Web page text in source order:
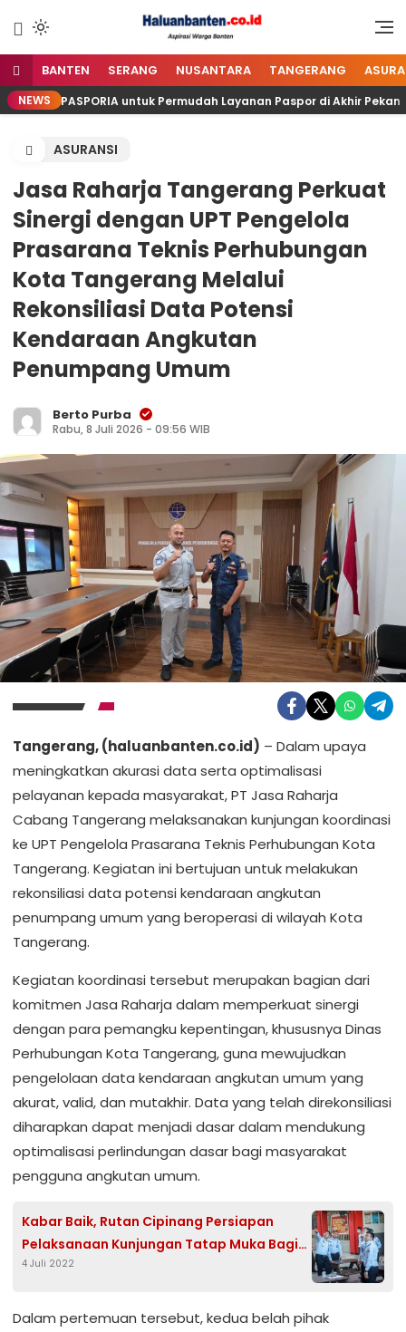
konten
Haluan Banten
Aspirasi Warga Banten
BANTEN SERANG NUSANTARA TANGERANG
NEWSPASPORIA untuk Permudah Layanan Paspor di Akhir Pekan
ASURANSI
Jasa Raharja Tangerang Perkuat
Sinergi dengan UPT Pengelola
Prasarana Teknis Perhubungan
Kota Tangerang Melalui
Rekonsiliasi Data Potensi
Kendaraan Angkutan
Penumpang Umum
Berto Purba
Rabu, 8 Juli 2026 - 09:56 WIB
Tangerang, (haluanbanten.co.id) – Dalam upaya
meningkatkan akurasi data serta optimalisasi
pelayanan kepada masyarakat, PT Jasa Raharja
Cabang Tangerang melaksanakan kunjungan koordinasi
ke UPT Pengelola Prasarana Teknis Perhubungan Kota
Tangerang. Kegiatan ini bertujuan untuk melakukan
rekonsiliasi data potensi kendaraan angkutan
penumpang umum yang beroperasi di wilayah Kota
Tangerang.
Kegiatan koordinasi tersebut merupakan bagian dari
komitmen Jasa Raharja dalam memperkuat sinergi
dengan para pemangku kepentingan, khususnya Dinas
Perhubungan Kota Tangerang, guna mewujudkan
pengelolaan data kendaraan angkutan umum yang
akurat, valid, dan mutakhir. Data yang telah direkonsiliasi
diharapkan dapat menjadi dasar dalam mendukung
optimalisasi perlindungan dasar bagi masyarakat
pengguna angkutan umum.
Kabar Baik, Rutan Cipinang Persiapan
Pelaksanaan Kunjungan Tatap Muka Bagi
Warga Binaan
4 Juli 2022
Dalam pertemuan tersebut, kedua belah pihak